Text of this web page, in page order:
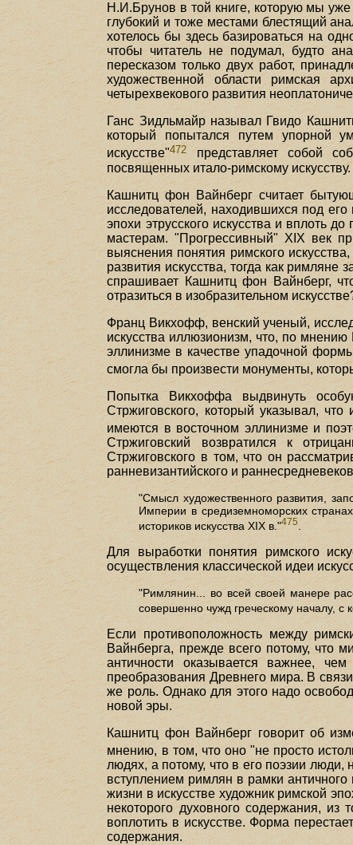
Н.И.Брунов в той книге, которую мы уже
глубокий и тоже местами блестящий
хотелось бы здесь базироваться на
чтобы читатель не подумал, будто
пересказом только двух работ,
художественной области римская
четырехвекового развития
Ганс Зидльмайр называл Гвидо
который попытался путем упорной
искусстве"472 представляет собой
посвященных итало-римскому искусству.
Кашнитц фон Вайнберг считает
исследователей, находившихся под
эпохи этрусского искусства и вплоть
мастерам. "Прогрессивный" XIX век
выяснения понятия римского
развития искусства, тогда как
спрашивает Кашнитц фон Вайнберг,
отразиться в изобразительном
Франц Викхофф, венский ученый,
искусства иллюзионизм, что, по
эллинизме в качестве упадочной
смогла бы произвести монументы,
Попытка Викхоффа выдвинуть
Стржиговского, который указывал,
имеются в восточном эллинизме и
Стржиговский возвратился к
Стржиговского в том, что он
ранневизантийского и
"Смысл художественного развития,
Империи в средиземноморских
историков искусства XIX в."475.
Для выработки понятия римского
осуществления классической идеи
"Римлянин... во всей своей манере
совершенно чужд греческому началу, с
Если противоположность между
Вайнберга, прежде всего потому, что
античности оказывается важнее,
преобразования Древнего мира. В
же роль. Однако для этого надо
новой эры.
Кашнитц фон Вайнберг говорит об
мнению, в том, что оно "не просто
людях, а потому, что в его поэзии люди,
вступлением римлян в рамки античного
жизни в искусстве художник римской
некоторого духовного содержания,
воплотить в искусстве. Форма
содержания.